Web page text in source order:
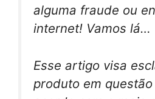
alguma fraude ou
internet! Vamos lá…
Esse artigo visa
produto em